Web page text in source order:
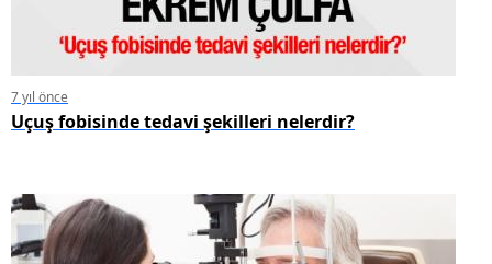
7 yıl önce
Uçuş fobisinde tedavi şekilleri nelerdir?